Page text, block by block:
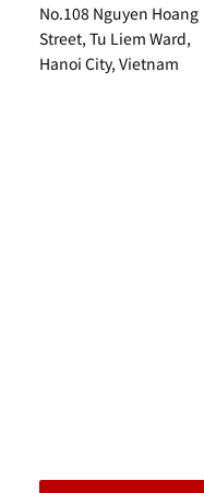
No.108 Nguyen Hoang
Street, Tu Liem Ward,
Hanoi City, Vietnam